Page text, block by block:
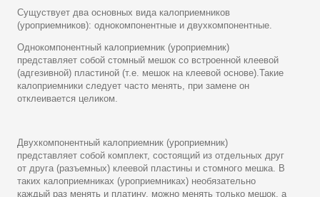
Сущуствует два основных вида калоприемников
(уроприемников): однокомпонентные и двухкомпонентные.
Однокомпонентный калоприемник (уроприемник)
представляет собой стомный мешок со встроенной клеевой
(адгезивной) пластиной (т.е. мешок на клеевой основе).Такие
калоприемники следует часто менять, при замене он
отклеивается целиком.
Двухкомпонентный калоприемник (уроприемник)
представляет собой комплект, состоящий из отдельных друг
от друга (разъемных) клеевой пластины и стомного мешка. В
таких калоприемниках (уроприемниках) необязательно
каждый раз менять и платину, можно менять только мешок, а